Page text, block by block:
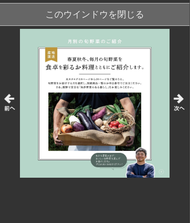
このウインドウを閉じる